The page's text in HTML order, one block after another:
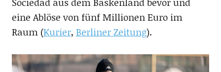
eine Ablöse von fünf Millionen Euro im
Raum (Kurier, Berliner Zeitung).